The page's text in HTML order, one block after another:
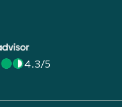
4.3/5